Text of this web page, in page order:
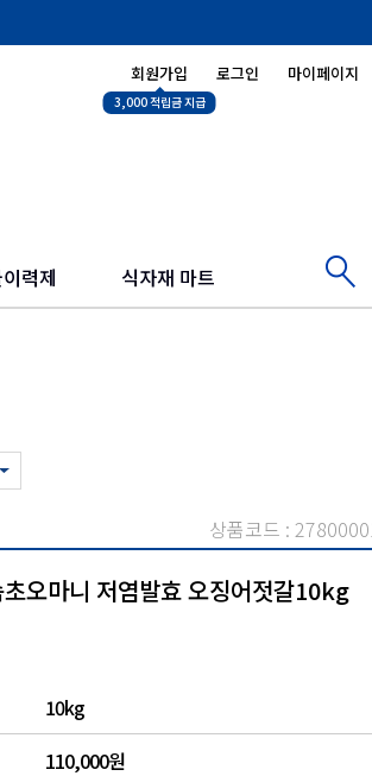
력제 식자재 마트
회원가입
3,000 적립금 지급
로그인 마이페이지
상품코드 :
오마니 저염발효 오징어젓갈10kg
10kg
110,000원